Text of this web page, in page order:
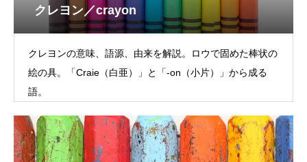
クレヨン／crayon
クレヨンの意味、語源、由来を解説。ロウで固めた棒状の
絵の具。「Craie（白亜）」と「-on（小片）」から成る
語。